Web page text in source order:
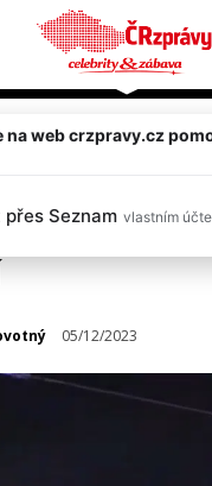
Top 2
v Praze
mají velmi
05/12/2023
na web crzpravy.cz
Seznam vlastním